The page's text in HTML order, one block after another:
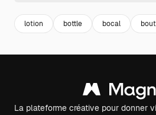
lotion bottle bocal
La plateforme créative pour donner